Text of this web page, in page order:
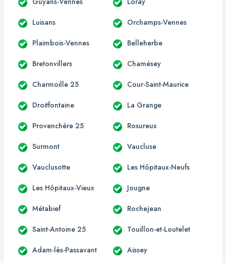
Luisans Orchamps-Vennes
Plaimbois-Vennes Belleherbe
Bretonvillers Chamésey
Charmoille 25 Cour-Saint-Maurice
Droitfontaine La Grange
Provenchère 25 Rosureux
Surmont Vaucluse
Vauclusotte Les Hôpitaux-Neufs
Les Hôpitaux-Vieux Jougne
Métabief Rochejean
Saint-Antoine 25 Touillon-et-Loutelet
Adam-lès-Passavant Aissey